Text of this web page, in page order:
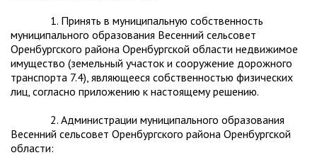
1. Принять в муниципальную собственность
муниципального образования Весенний сельсовет
Оренбургского района Оренбургской области недвижимое
имущество (земельный участок и сооружение дорожного
транспорта 7.4), являющееся собственностью физических
лиц, согласно приложению к настоящему решению.
2. Администрации муниципального образования
Весенний сельсовет Оренбургского района Оренбургской
области: